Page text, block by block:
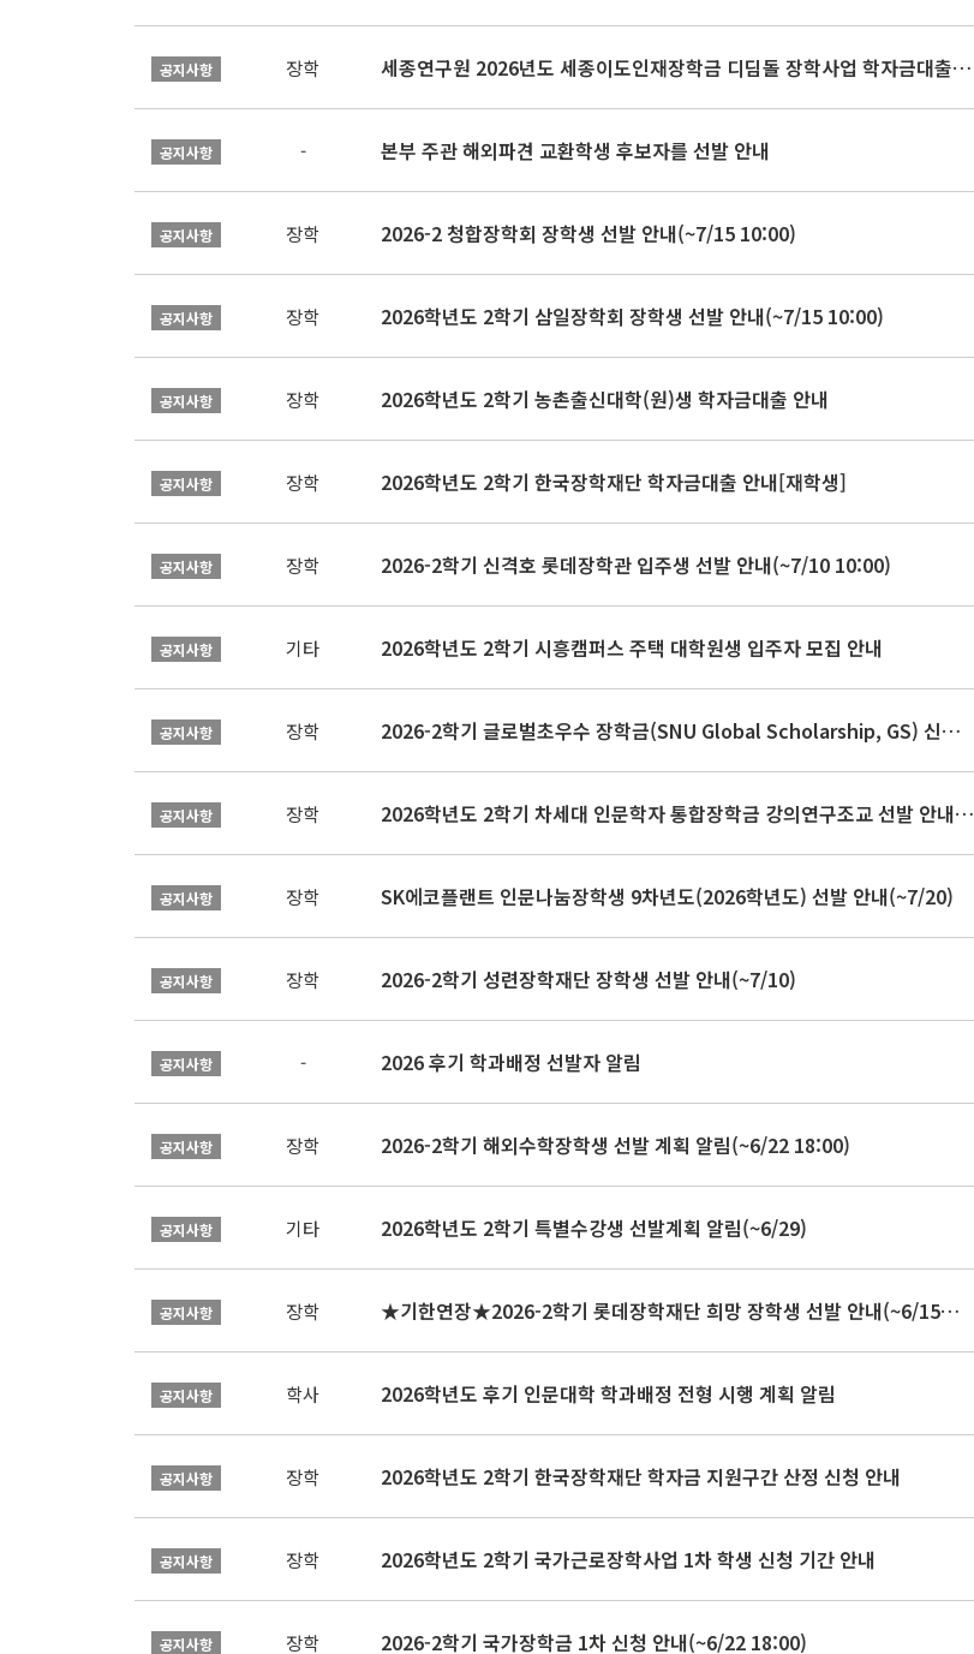
공지사항 장학 세종연구원 2026년도 세종이도인재장학금 디딤돌 장학사업 학자금대출 관련분야(원금상환, 이자지원) 신청 사업 안내
공지사항 - 본부 주관 해외파견 교환학생 후보자를 선발 안내
공지사항 장학 2026-2 청합장학회 장학생 선발 안내(~7/15 10:00)
공지사항 장학 2026학년도 2학기 삼일장학회 장학생 선발 안내(~7/15 10:00)
공지사항 장학 2026학년도 2학기 농촌출신대학(원)생 학자금대출 안내
공지사항 장학 2026학년도 2학기 한국장학재단 학자금대출 안내[재학생]
공지사항 장학 2026-2학기 신격호 롯데장학관 입주생 선발 안내(~7/10 10:00)
공지사항 기타 2026학년도 2학기 시흥캠퍼스 주택 대학원생 입주자 모집 안내
공지사항 장학 2026-2학기 글로벌초우수 장학금(SNU Global Scholarship, GS) 신청 안내(~7/12 23:00)
공지사항 장학 2026학년도 2학기 차세대 인문학자 통합장학금 강의연구조교 선발 안내(~7/8)
공지사항 장학 SK에코플랜트 인문나눔장학생 9차년도(2026학년도) 선발 안내(~7/20)
공지사항 장학 2026-2학기 성련장학재단 장학생 선발 안내(~7/10)
공지사항 - 2026 후기 학과배정 선발자 알림
공지사항 장학 2026-2학기 해외수학장학생 선발 계획 알림(~6/22 18:00)
공지사항 기타 2026학년도 2학기 특별수강생 선발계획 알림(~6/29)
공지사항 장학 ★기한연장★2026-2학기 롯데장학재단 희망 장학생 선발 안내(~6/15
공지사항 학사 2026학년도 후기 인문대학 학과배정 전형 시행 계획 알림
공지사항 장학 2026학년도 2학기 한국장학재단 학자금 지원구간 산정 신청 안내
공지사항 장학 2026학년도 2학기 국가근로장학사업 1차 학생 신청 기간 안내
공지사항 장학 2026-2학기 국가장학금 1차 신청 안내(~6/22 18:00)